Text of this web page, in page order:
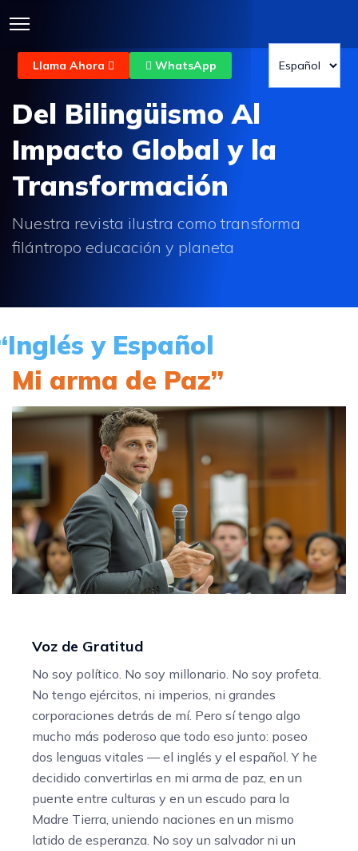
Llama Ahora WhatsApp
Del Bilingüismo Al
Impacto Global y la
Transformación
Nuestra revista ilustra como transforma
filántropo educación y planeta
y Español
Mi arma de Paz”
Voz de Gratitud
No soy político. No soy millonario. No soy profeta.
No tengo ejércitos, ni imperios, ni grandes
corporaciones detrás de mí. Pero sí tengo algo
mucho más poderoso que todo eso junto: poseo
dos lenguas vitales — el inglés y el español. Y he
decidido convertirlas en mi arma de paz, en un
puente entre culturas y en un escudo para la
Madre Tierra, uniendo naciones en un mismo
latido de esperanza. No soy un salvador ni un